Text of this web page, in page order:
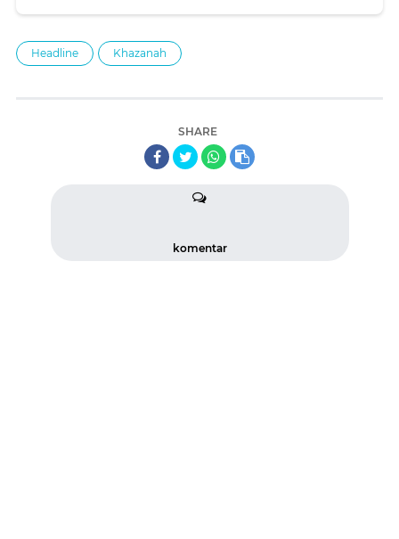
Headline Khazanah
SHARE
komentar